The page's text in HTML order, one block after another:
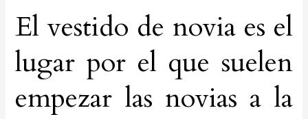
El vestido de novia es el
lugar por el que suelen
empezar las novias a la